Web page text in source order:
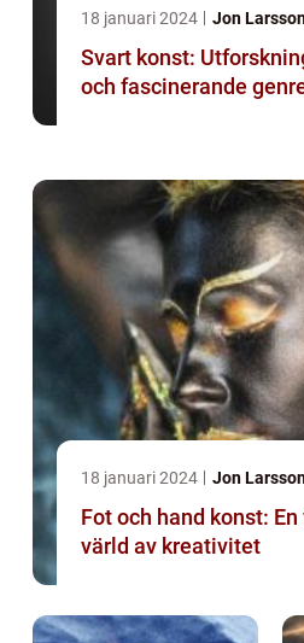
18 januari 2024 Jon
Svart konst:
och fascinerande
18 januari 2024 Jon
Fot och hand konst:
värld av kreativitet